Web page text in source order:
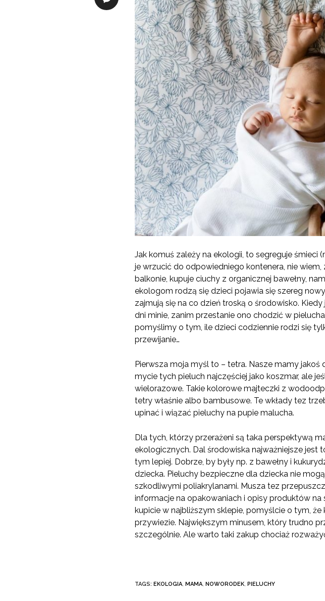
Jak komuś zależy na ekologii, to segreguje
je wrzucić do odpowiedniego kontenera, nie
balkonie, kupuje ciuchy z organicznej bawełny,
ekologom rodzą się dzieci pojawia się szereg
zajmują się na co dzień troską o środowisko.
dni minie, zanim przestanie ono chodzić w
pomyślimy o tym, ile dzieci codziennie rodzi się
przewijanie…
Pierwsza moja myśl to – tetra. Nasze mamy
mycie tych pieluch najczęściej jako koszmar, ale
wielorazowe. Takie kolorowe majteczki z
tetry właśnie albo bambusowe. Te wkłady tez
upinać i wiązać pieluchy na pupie malucha.
Dla tych, którzy przerażeni są taka perspektywą
ekologicznych. Dal środowiska najważniejsze jest
tym lepiej. Dobrze, by były np. z bawełny i
dziecka. Pieluchy bezpieczne dla dziecka nie
szkodliwymi poliakrylanami. Musza tez
informacje na opakowaniach i opisy produktów
kupicie w najbliższym sklepie, pomyślcie o tym,
przywiezie. Największym minusem, który trudno
szczególnie. Ale warto taki zakup chociaż
TAGS: EKOLOGIA, MAMA, NOWORODEK, PIELUCHY